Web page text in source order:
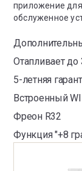
приложение
обслуженное
Отапливает до
5-летняя
Встроенный
Фреон R32
Функция "+8